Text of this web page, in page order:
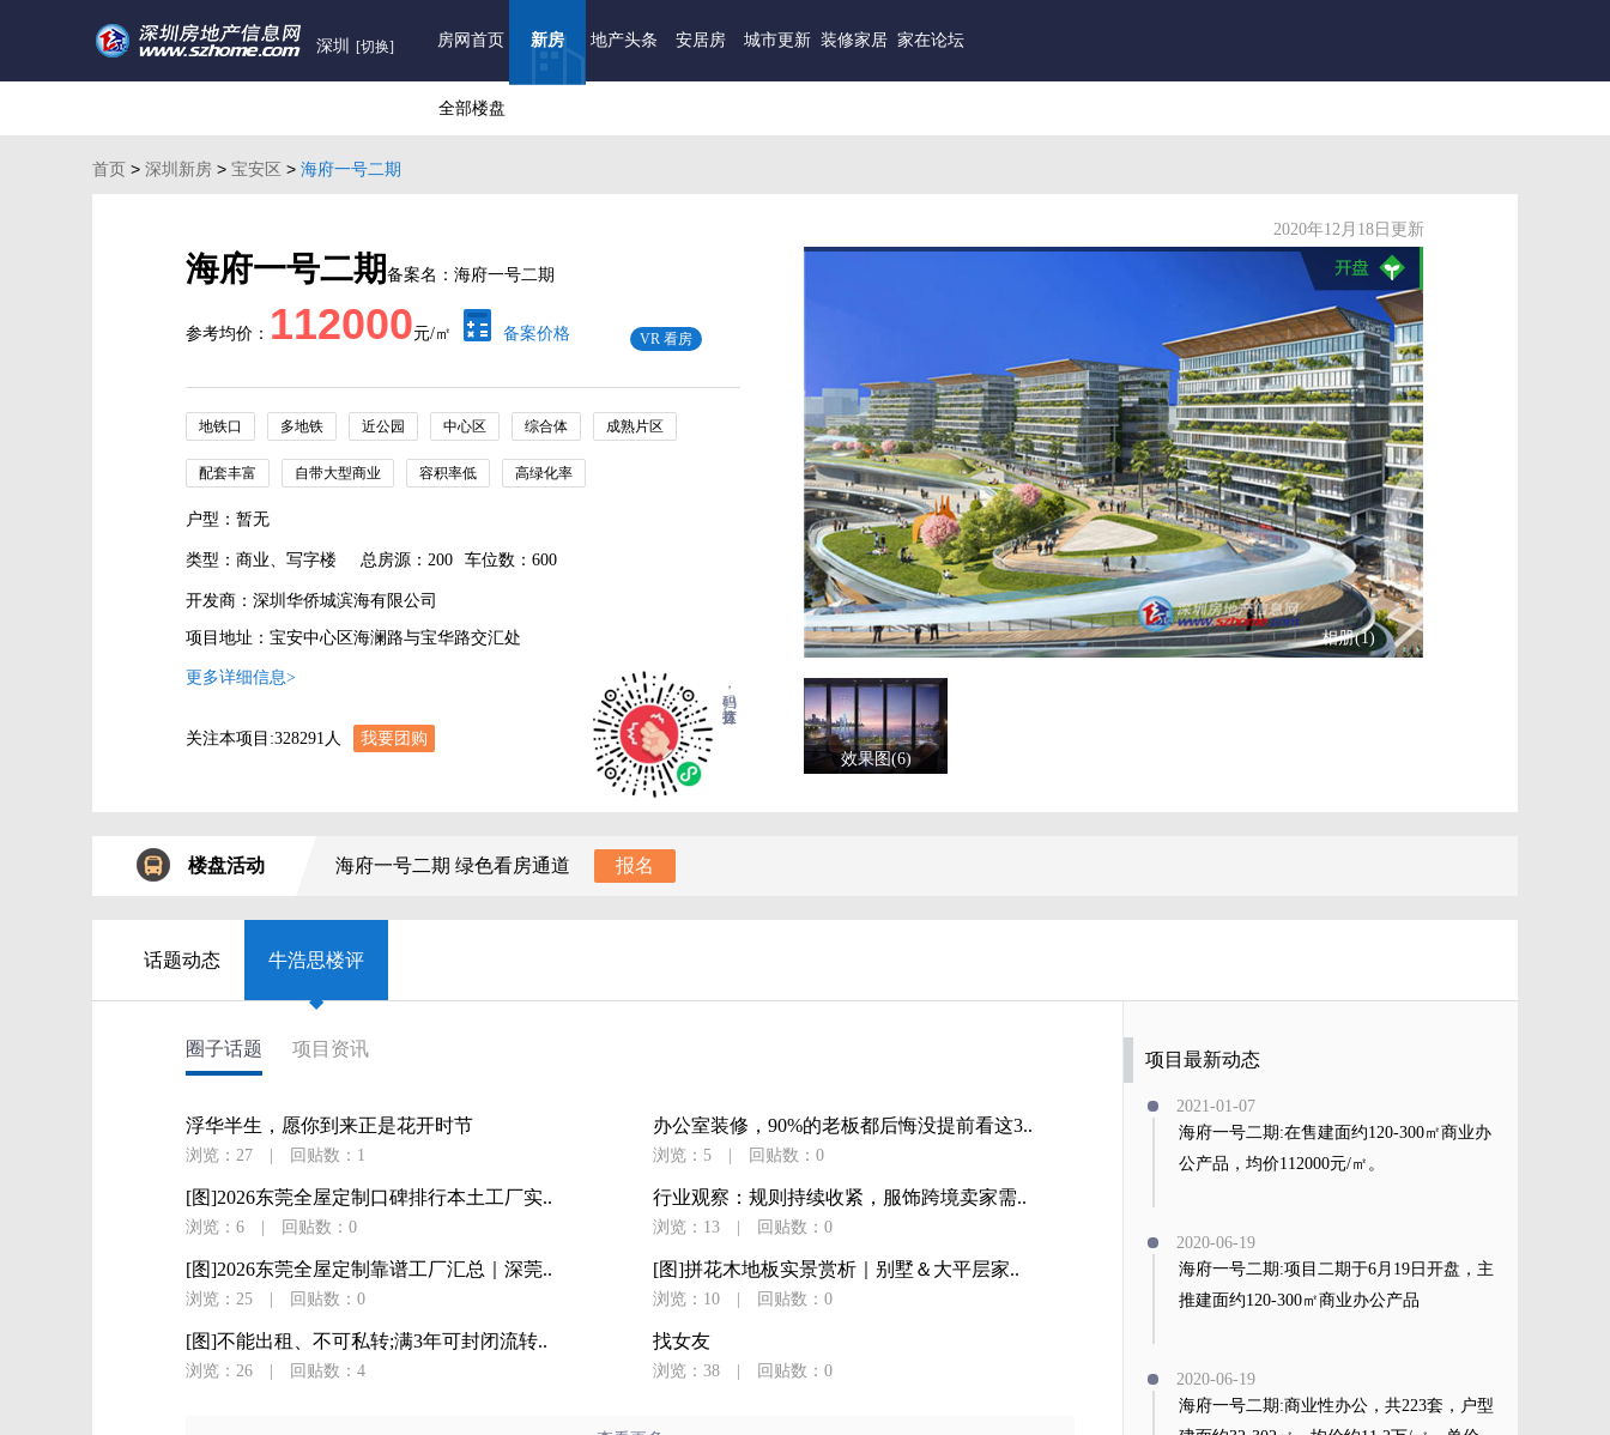
深圳 [切换] 房网首页 新房 地产头条 安居房 城市更新 装修家居 家在论坛
全部楼盘
首页 > 深圳新房 > 宝安区 > 海府一号二期
2020年12月18日更新
海府一号二期 备案名：海府一号二期
参考均价： 112000元/㎡ 备案价格 VR 看房
地铁口 多地铁 近公园 中心区 综合体 成熟片区
配套丰富 自带大型商业 容积率低 高绿化率
户型：暂无
类型：商业、写字楼 总房源：200 车位数：600
开发商：深圳华侨城滨海有限公司
项目地址：宝安中心区海澜路与宝华路交汇处
更多详细信息>
关注本项目:328291 人 我要团购
相册(1)
效果图(6)
扫码，直达拨打
楼盘活动 海府一号二期 绿色看房通道 报名
话题动态
牛浩思楼评
◆
圈子话题 项目资讯
浮华半生，愿你到来正是花开时节
浏览：27 回贴数：1
[图]2026东莞全屋定制口碑排行本土工厂实..
浏览：6 回贴数：0
[图]2026东莞全屋定制靠谱工厂汇总｜深莞..
浏览：25 回贴数：0
[图]不能出租、不可私转;满3年可封闭流转..
浏览：26 回贴数：4
办公室装修，90%的老板都后悔没提前看这3..
浏览：5 回贴数：0
行业观察：规则持续收紧，服饰跨境卖家需..
浏览：13 回贴数：0
[图]拼花木地板实景赏析｜别墅＆大平层家..
浏览：10 回贴数：0
找女友
浏览：38 回贴数：0
项目最新动态
2021-01-07
海府一号二期:在售建面约120-300㎡商业办
公产品，均价112000元/㎡。
2020-06-19
海府一号二期:项目二期于6月19日开盘，主
推建面约120-300㎡商业办公产品
2020-06-19
海府一号二期:商业性办公，共223套，户型